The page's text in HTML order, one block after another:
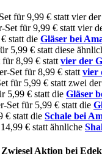
für 9,99 € statt vier der
Set für 9,99 € statt vier
statt die Gläser bei
5,99 € statt diese
für 8,99 € statt vier der
Set für 8,99 € statt vier
für 5,99 € statt zwei der
5,99 € statt die Gläser
Set für 5,99 € statt die
€ statt die Schale bei
€ statt ähnliche
Aktion bei